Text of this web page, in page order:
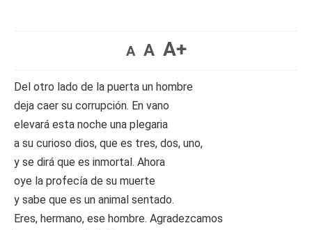
A A A+
Del otro lado de la puerta un hombre
deja caer su corrupción. En vano
elevará esta noche una plegaria
a su curioso dios, que es tres, dos, uno,
y se dirá que es inmortal. Ahora
oye la profecía de su muerte
y sabe que es un animal sentado.
Eres, hermano, ese hombre. Agradezcamos